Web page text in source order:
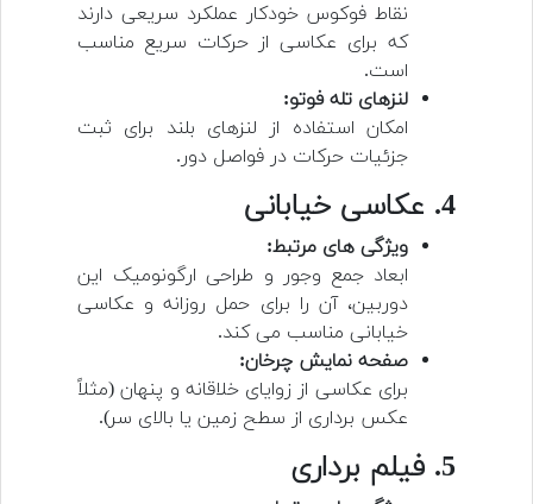
نقاط فوکوس خودکار عملکرد سریعی دارند
که برای عکاسی از حرکات سریع مناسب
است.
لنزهای تله فوتو:
امکان استفاده از لنزهای بلند برای ثبت
جزئیات حرکات در فواصل دور.
4. عکاسی خیابانی
ویژگی های مرتبط:
ابعاد جمع وجور و طراحی ارگونومیک این
دوربین، آن را برای حمل روزانه و عکاسی
خیابانی مناسب می کند.
صفحه نمایش چرخان:
برای عکاسی از زوایای خلاقانه و پنهان (مثلاً
عکس برداری از سطح زمین یا بالای سر).
5. فیلم برداری